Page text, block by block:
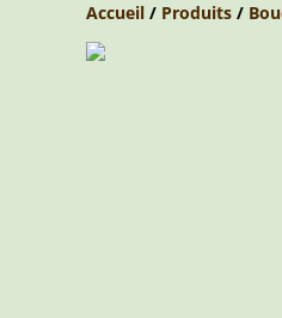
Accueil / Produits /